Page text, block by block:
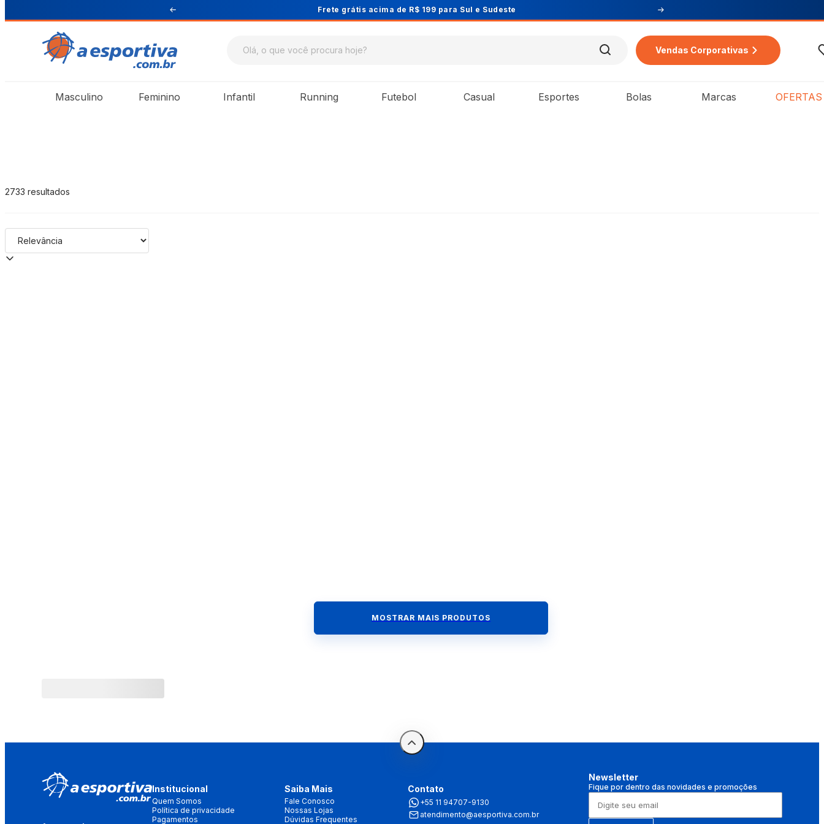
Cupom PRIMEIRA10 para 10% OFF na 1ª compra
Vendas Corporativas
Masculino Feminino Infantil Running Futebol Casual Esportes Bolas Marcas OFERTAS
2733 resultados
MOSTRAR MAIS PRODUTOS
Institucional
Quem Somos
Política de privacidade
Pagamentos
Saiba Mais
Fale Conosco
Nossas Lojas
Dúvidas Frequentes
Contato
+55 11 94707-9130
atendimento@aesportiva.com.br
Newsletter
Fique por dentro das novidades e promoções